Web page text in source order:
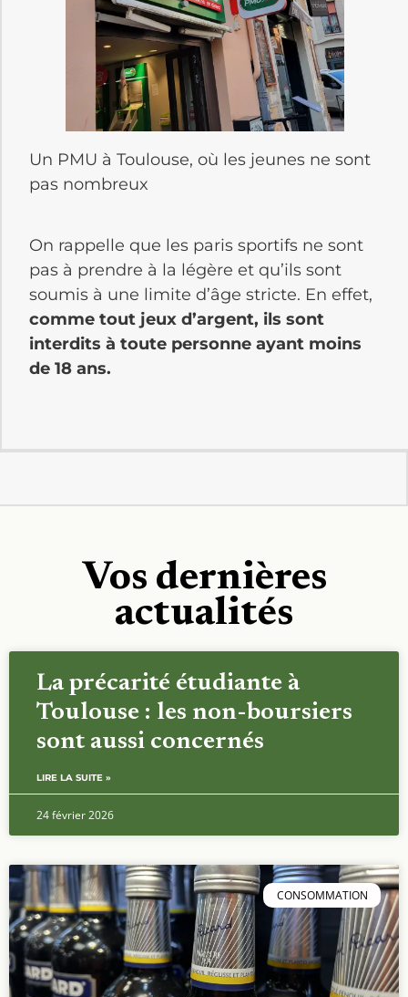
Un PMU à Toulouse, où les jeunes ne sont
pas nombreux
On rappelle que les paris sportifs ne sont
pas à prendre à la légère et qu’ils sont
soumis à une limite d’âge stricte. En effet,
comme tout jeux d’argent, ils sont
interdits à toute personne ayant moins
de 18 ans.
Vos dernières
actualités
La précarité étudiante à
Toulouse : les non-boursiers
sont aussi concernés
LIRE LA SUITE »
24 février 2026
CONSOMMATION